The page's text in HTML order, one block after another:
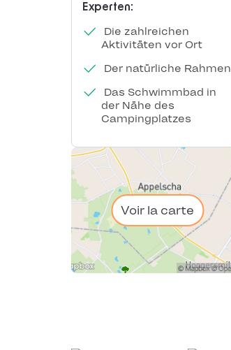
Experten:
Die zahlreichen
Aktivitäten vor Ort
Der natürliche Rahmen
Das Schwimmbad in
der Nähe des
Campingplatzes
Voir la carte